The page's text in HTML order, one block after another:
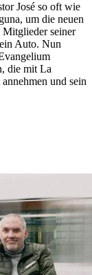
José so oft wie
um die neuen
Mitglieder seiner
Auto. Nun
die mit La
und sein